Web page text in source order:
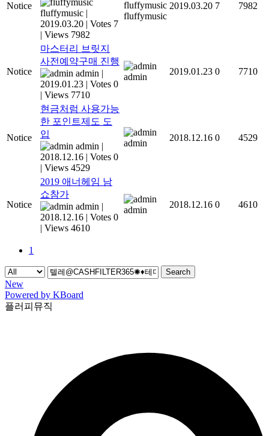
Notice
fluffymusic |
2019.03.20 | Votes 7
| Views 7982
fluffymusic
2019.03.20 7 7982
Notice
마스터리 브릿지
사전예약구매 진행
admin |
2019.01.23 | Votes 0
| Views 7710
admin
2019.01.23 0 7710
Notice
현금처럼 사용가능
한 포인트제도 도
입
admin |
2018.12.16 | Votes 0
| Views 4529
admin
2018.12.16 0 4529
Notice
2019 애너헤임 남
쇼참가
admin |
2018.12.16 | Votes 0
| Views 4610
admin
2018.12.16 0 4610
1
Search
New
Powered by KBoard
플러피뮤직